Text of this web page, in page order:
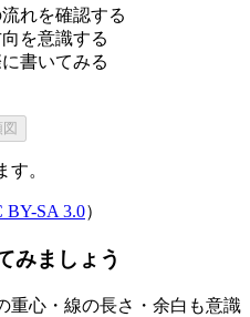
れを確認する
を意識する
書いてみる
。
BY-SA 3.0）
みましょう
重心・線の長さ・余白も意識